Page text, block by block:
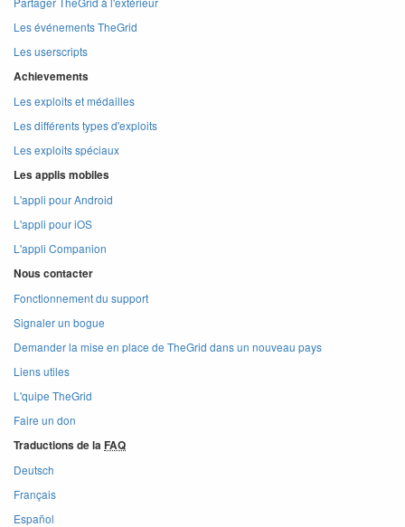
Les événements TheGrid
Les userscripts
Achievements
Les exploits et médailles
Les différents types d'exploits
Les exploits spéciaux
Les applis mobiles
L'appli pour Android
L'appli pour iOS
L'appli Companion
Nous contacter
Fonctionnement du support
Signaler un bogue
Demander la mise en place de TheGrid dans un nouveau pays
Liens utiles
L'quipe TheGrid
Faire un don
Traductions de la FAQ
Deutsch
Français
Español